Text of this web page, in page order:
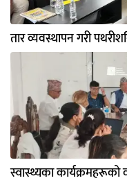
तार व्यवस्थापन गरी
स्वास्थ्यका कार्यक्रमहरूको